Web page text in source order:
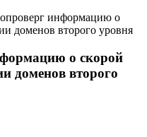
опроверг информацию о
доменов второго уровня
о скорой
доменов второго